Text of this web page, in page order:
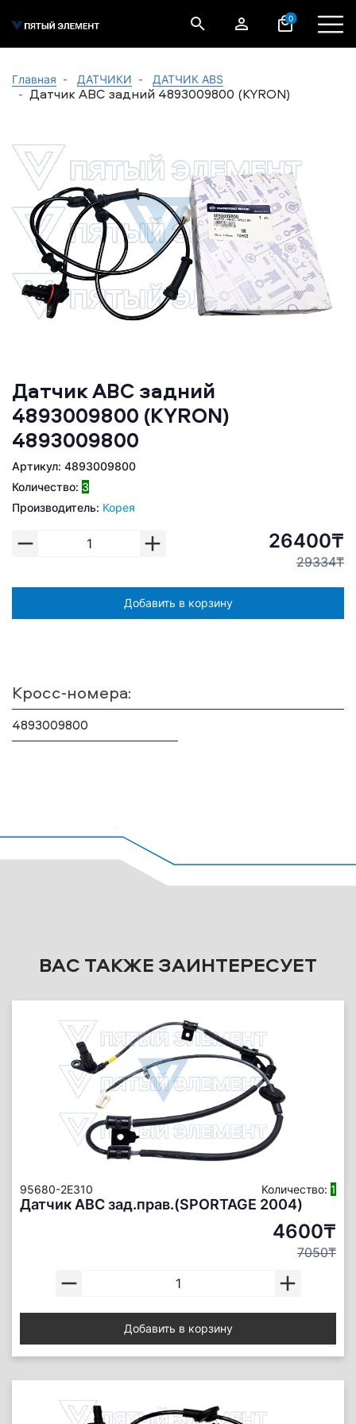
0
Главная ДАТЧИКИ ДАТЧИК ABS
Датчик АBС задний 4893009800 (KYRON)
Датчик АBС задний
4893009800 (KYRON)
4893009800
Артикул: 4893009800
Количество: 3
Производитель: Корея
26400₸
29334₸
Добавить в корзину
Кросс-номера:
4893009800
ВАС ТАКЖЕ ЗАИНТЕРЕСУЕТ
95680-2E310 Количество: 1
Датчик АBС зад.прав.(SPORTAGE 2004)
4600₸
7050₸
Добавить в корзину